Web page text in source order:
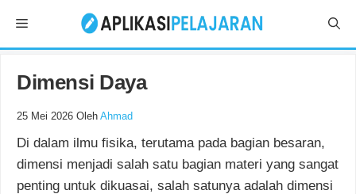
isi
Menu
Dimensi Daya
25 Mei 2026 Oleh Ahmad
Di dalam ilmu fisika, terutama pada bagian besaran,
dimensi menjadi salah satu bagian materi yang sangat
penting untuk dikuasai, salah satunya adalah dimensi